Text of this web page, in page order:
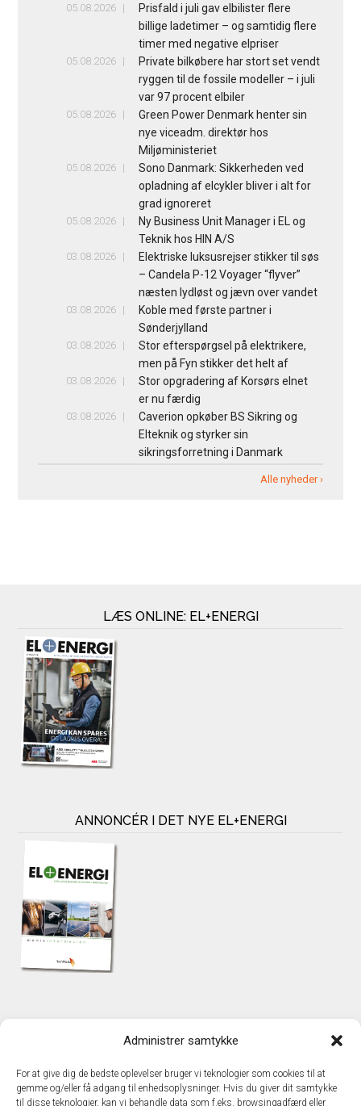
Administrer samtykke
For at give dig de bedste oplevelser bruger vi teknologier som cookies til at
gemme og/eller få adgang til enhedsoplysninger. Hvis du giver dit samtykke
til disse teknologier, kan vi behandle data som f.eks. browsingadfærd eller
05.08.2026
Prisfald i juli gav elbilister flere
billige ladetimer – og samtidig flere
timer med negative elpriser
05.08.2026
Private bilkøbere har stort set vendt
ryggen til de fossile modeller – i juli
var 97 procent elbiler
05.08.2026
Green Power Denmark henter sin
nye viceadm. direktør hos
Miljøministeriet
05.08.2026
Sono Danmark: Sikkerheden ved
opladning af elcykler bliver i alt for
grad ignoreret
05.08.2026
Ny Business Unit Manager i EL og
Teknik hos HIN A/S
03.08.2026
Elektriske luksusrejser stikker til søs
– Candela P-12 Voyager “flyver”
næsten lydløst og jævn over vandet
03.08.2026
Koble med første partner i
Sønderjylland
03.08.2026
Stor efterspørgsel på elektrikere,
men på Fyn stikker det helt af
03.08.2026
Stor opgradering af Korsørs elnet
er nu færdig
03.08.2026
Caverion opkøber BS Sikring og
Elteknik og styrker sin
sikringsforretning i Danmark
Alle nyheder ›
LÆS ONLINE: EL+ENERGI
ANNONCÉR I DET NYE EL+ENERGI
TechMedia A/S
DK – 2600 Glostrup
www.techmedia.dk